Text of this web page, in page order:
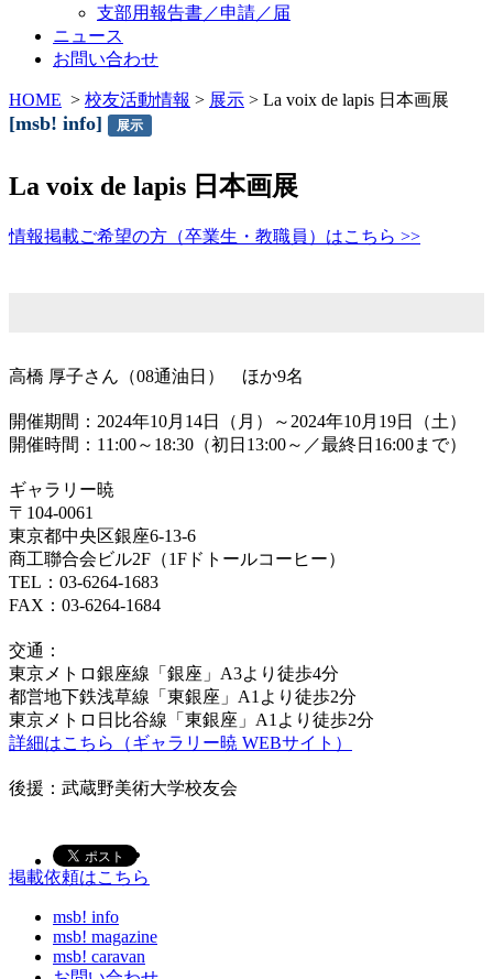
支部用報告書／申請／届
ニュース
お問い合わせ
HOME > 校友活動情報 > 展示 > La voix de lapis 日本画展
[msb! info] 展示
La voix de lapis 日本画展
情報掲載ご希望の方（卒業生・教職員）はこちら >>
高橋 厚子さん（08通油日） ほか9名
開催期間：2024年10月14日（月）～2024年10月19日（土）
開催時間：11:00～18:30（初日13:00～／最終日16:00まで）
ギャラリー暁
〒104-0061
東京都中央区銀座6-13-6
商工聯合会ビル2F（1Fドトールコーヒー）
TEL：03-6264-1683
FAX：03-6264-1684
交通：
東京メトロ銀座線「銀座」A3より徒歩4分
都営地下鉄浅草線「東銀座」A1より徒歩2分
東京メトロ日比谷線「東銀座」A1より徒歩2分
詳細はこちら（ギャラリー暁 WEBサイト）
後援：武蔵野美術大学校友会
掲載依頼はこちら
msb! info
msb! magazine
msb! caravan